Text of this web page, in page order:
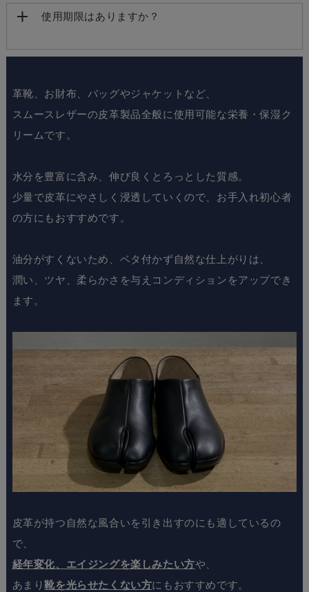
使用期限はありますか？
革靴、お財布、バッグやジャケットなど、
スムースレザーの皮革製品全般に使用可能な栄養・保湿ク
リームです。
水分を豊富に含み、伸び良くとろっとした質感。
少量で皮革にやさしく浸透していくので、お手入れ初心者
の方にもおすすめです。
油分がすくないため、ベタ付かず自然な仕上がりは、
潤い、ツヤ、柔らかさを与えコンディションをアップでき
ます。
皮革が持つ自然な風合いを引き出すのにも適しているの
で、
経年変化、エイジングを楽しみたい方や、
あまり靴を光らせたくない方にもおすすめです。